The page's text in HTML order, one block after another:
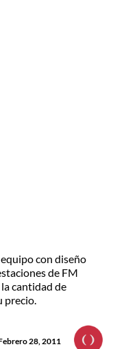
con diseño
de FM
cantidad de
precio.
28, 2011